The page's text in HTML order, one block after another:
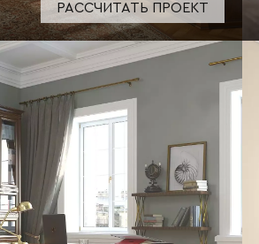
РАССЧИТАТЬ ПРОЕКТ